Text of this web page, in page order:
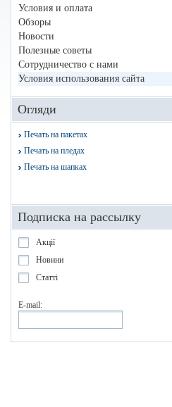
Условия и оплата
Обзоры
Новости
Полезные советы
Сотрудничество с нами
Условия использования сайта
Огляди
Печать на пакетах
Печать на пледах
Печать на шапках
Подписка на рассылку
Акції
Новини
Статті
E-mail: